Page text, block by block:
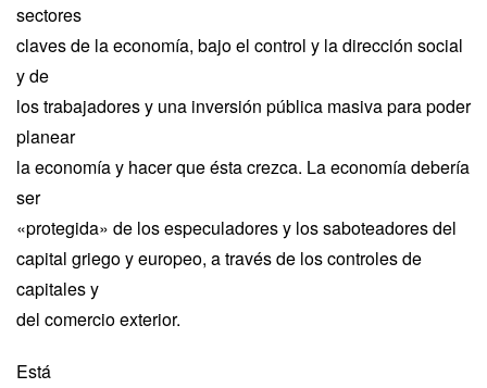
sectores
claves de la economía, bajo el control y la dirección social
y de
los trabajadores y una inversión pública masiva para poder
planear
la economía y hacer que ésta crezca. La economía debería
ser
«protegida» de los especuladores y los saboteadores del
capital griego y europeo, a través de los controles de
capitales y
del comercio exterior.
Está